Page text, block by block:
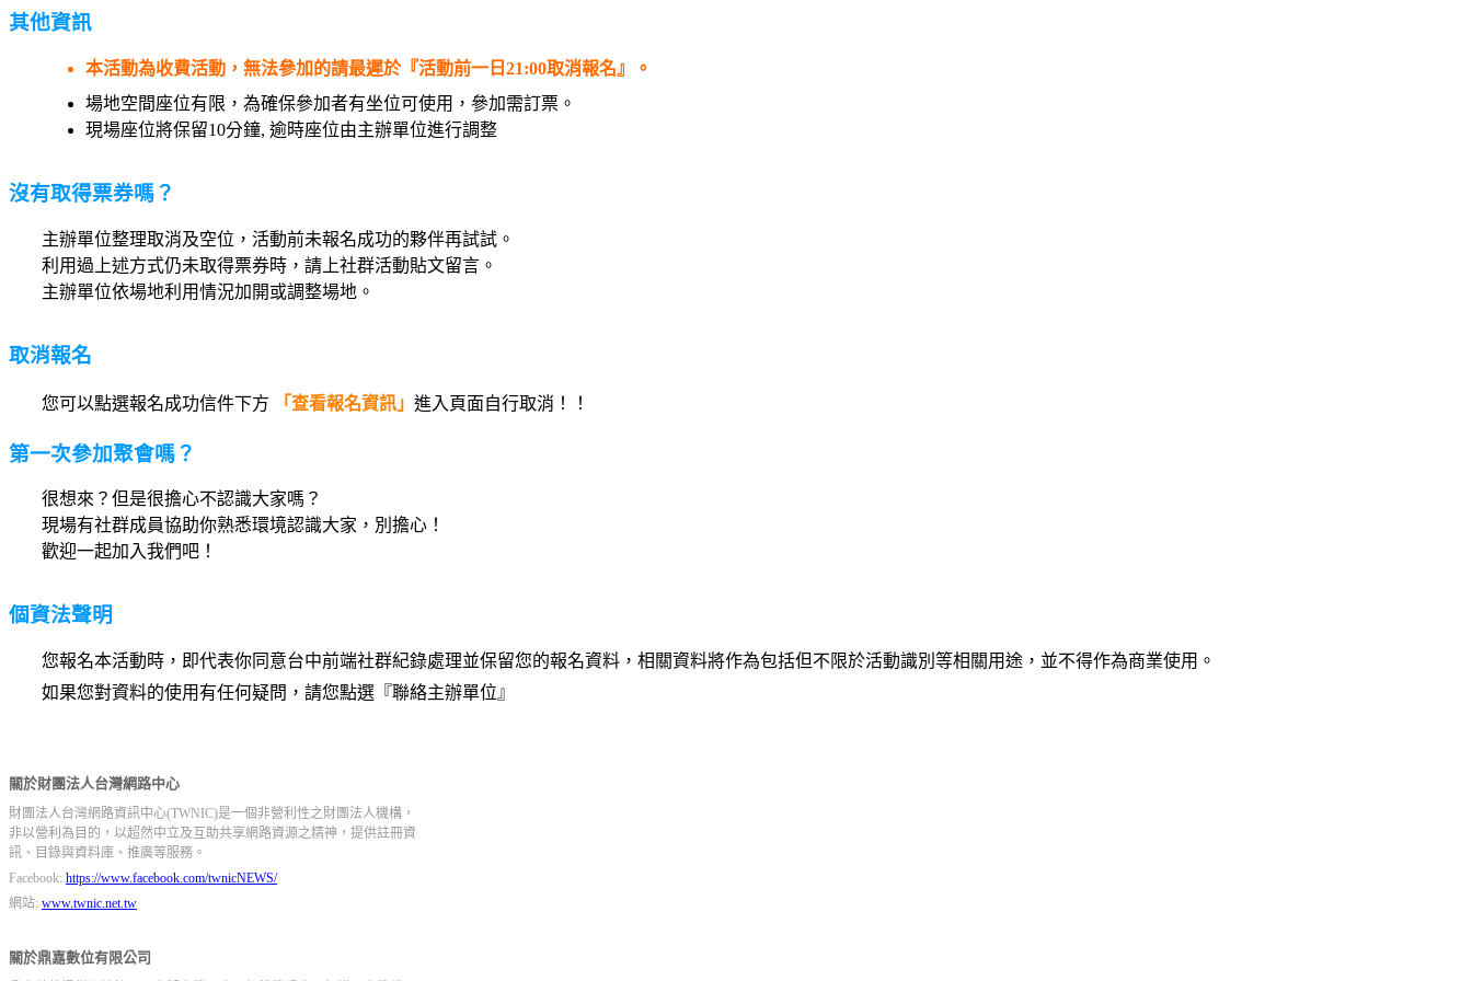
其他資訊
本活動為收費活動，無法參加的請最遲於『活動前一日21:00取消報名』。
場地空間座位有限，為確保參加者有坐位可使用，參加需訂票。
現場座位將保留10分鐘, 逾時座位由主辦單位進行調整
沒有取得票券嗎？
主辦單位整理取消及空位，活動前未報名成功的夥伴再試試。
利用過上述方式仍未取得票券時，請上社群活動貼文留言。
主辦單位依場地利用情況加開或調整場地。
取消報名
您可以點選報名成功信件下方 「查看報名資訊」 進入頁面自行取消！！
第一次參加聚會嗎？
很想來？但是很擔心不認識大家嗎？
現場有社群成員協助你熟悉環境認識大家，別擔心！
歡迎一起加入我們吧！
個資法聲明
您報名本活動時，即代表你同意台中前端社群紀錄處理並保留您的報名資料，相關資料將作為包括但不限於活動識別等相關用途，並不得作為商業使用。
如果您對資料的使用有任何疑問，請您點選『聯絡主辦單位』
關於財團法人台灣網路中心
財團法人台灣網路資訊中心(TWNIC)是一個非營利性之財團法人機構，
非以營利為目的，以超然中立及互助共享網路資源之精神，提供註冊資
訊、目錄與資料庫、推廣等服務。
Facebook: https://www.facebook.com/twnicNEWS/
網站: www.twnic.net.tw
關於鼎嘉數位有限公司